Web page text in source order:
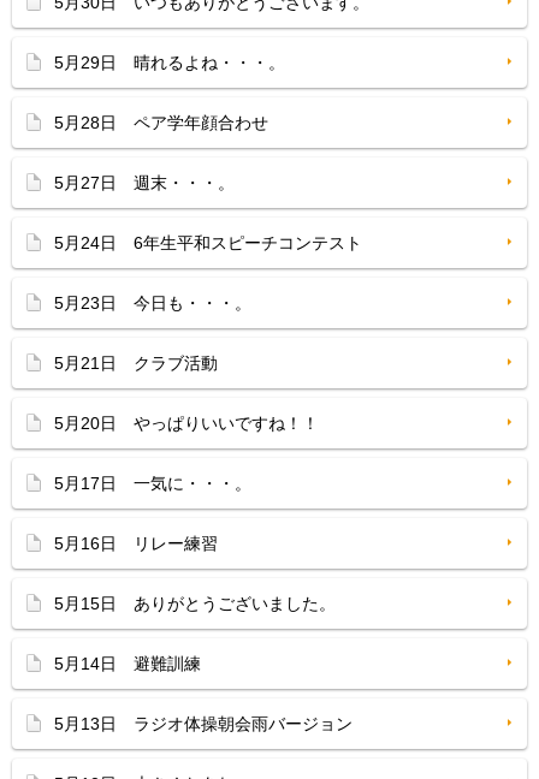
5月29日 晴れるよね・・・。
5月28日 ペア学年顔合わせ
5月27日 週末・・・。
5月24日 6年生平和スピーチコンテスト
5月23日 今日も・・・。
5月21日 クラブ活動
5月20日 やっぱりいいですね！！
5月17日 一気に・・・。
5月16日 リレー練習
5月15日 ありがとうございました。
5月14日 避難訓練
5月13日 ラジオ体操朝会雨バージョン